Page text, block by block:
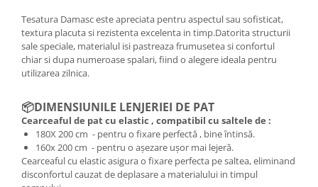
Tesatura Damasc este apreciata pentru aspectul sau sofisticat,
textura placuta si rezistenta excelenta in timp.Datorita structurii
sale speciale, materialul isi pastreaza frumusetea si confortul
chiar si dupa numeroase spalari, fiind o alegere ideala pentru
utilizarea zilnica.
📦DIMENSIUNILE LENJERIEI DE PAT
Cearceaful de pat cu elastic , compatibil cu saltele de :
180X 200 cm - pentru o fixare perfectă , bine întinsă.
160x 200 cm - pentru o așezare ușor mai lejeră.
Cearceaful cu elastic asigura o fixare perfecta pe saltea, eliminand
disconfortul cauzat de deplasare a materialului in timpul